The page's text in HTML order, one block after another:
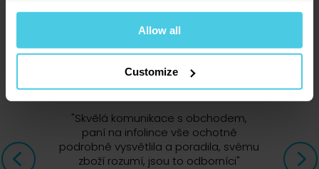
Allow all
Customize
Filtry kupuji opakovaně. Kvalitní a hezké Doporučuji.
26. 3. 2025
Filtry jsou hezké a kvalitní. Doporučuji.
14 293 zákazníků nás doporučuje
"Skvělá komunikace s obchodem,
paní na infolince vše ochotně
podrobně vysvětlila a poradila, svému
zboží rozumí, jsou to odborníci"